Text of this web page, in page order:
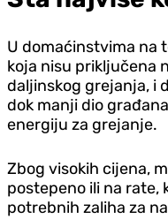
U domaćinstvima na
koja nisu priključena
daljinskog grejanja, i
dok manji dio
energiju za grejanje.
Zbog visokih cijena,
postepeno ili na rate,
potrebnih zaliha za